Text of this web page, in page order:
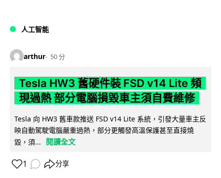
人工智能
arthur 50 分
Tesla HW3 舊硬件裝 FSD v14 Lite 頻
現過熱 部分電腦損毀車主須自費維修
Tesla 向 HW3 舊車款推送 FSD v14 Lite 系統，引發大量車主反
映自動駕駛電腦嚴重過熱，部分更觸發高溫保護甚至直接燒
毀，須...
閱讀全文
1 分享